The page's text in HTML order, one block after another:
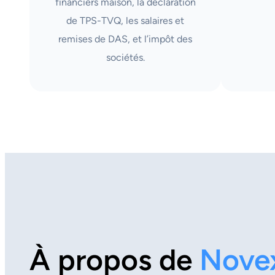
de TPS-TVQ, les salaires et
remises de DAS, et l’impôt des
sociétés.
À propos de